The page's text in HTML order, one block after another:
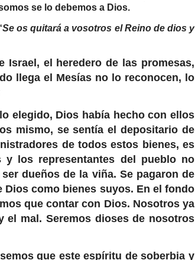
se lo debemos a Dios.
Se os quitará a vosotros el Reino de dios y
Israel, el heredero de las promesas,
llega el Mesías no lo reconocen, lo
elegido, Dios había hecho con ellos
mismo, se sentía el depositario de
de todos estos bienes, es
los representantes del pueblo no
dueños de la viña. Se pagaron de
como bienes suyos. En el fondo
que contar con Dios. Nosotros ya
mal. Seremos dioses de nosotros
que este espíritu de soberbia y